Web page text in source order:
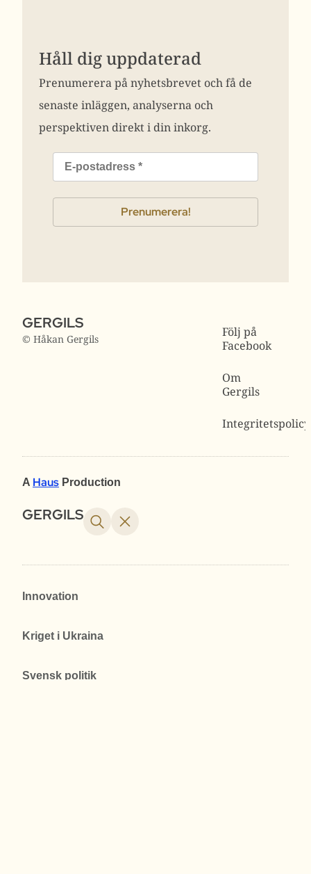
Håll dig uppdaterad
Prenumerera på nyhetsbrevet och få de
senaste inläggen, analyserna och
perspektiven direkt i din inkorg.
GERGILS
© Håkan Gergils
Följ på
Facebook
Om
Gergils
Integritetspolicy
A Haus Production
GERGILS
Innovation
Kriget i Ukraina
Svensk politik